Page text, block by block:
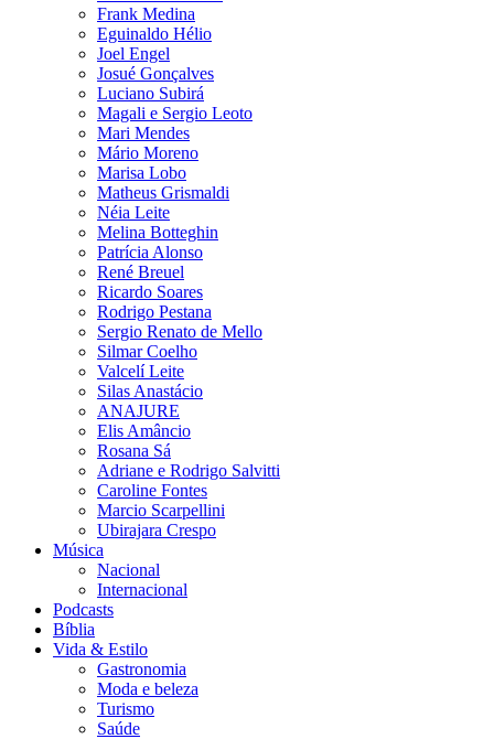
Frank Medina
Eguinaldo Hélio
Joel Engel
Josué Gonçalves
Luciano Subirá
Magali e Sergio Leoto
Mari Mendes
Mário Moreno
Marisa Lobo
Matheus Grismaldi
Néia Leite
Melina Botteghin
Patrícia Alonso
René Breuel
Ricardo Soares
Rodrigo Pestana
Sergio Renato de Mello
Silmar Coelho
Valcelí Leite
Silas Anastácio
ANAJURE
Elis Amâncio
Rosana Sá
Adriane e Rodrigo Salvitti
Caroline Fontes
Marcio Scarpellini
Ubirajara Crespo
Música
Nacional
Internacional
Podcasts
Bíblia
Vida & Estilo
Gastronomia
Moda e beleza
Turismo
Saúde